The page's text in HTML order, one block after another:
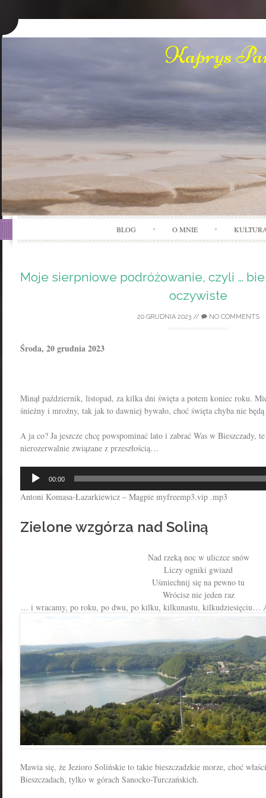
Kaprys
BLOG O MNIE
Moje sierpniowe podróżowanie, czyli …
oczywiste
20 GRUDNIA 2023 // NO COMMENTS
Środa, 20 grudnia 2023
Minął październik, listopad, za kilka dni święta a potem koniec roku.
śnieżny i mroźny, tak jak to dawniej bywało, choć święta chyba nie
A ja co? Ja jeszcze chcę powspominać lato i zabrać Was w Bieszczady,
nierozerwalnie związane z przeszłością…
Odtwarzacz
plików
dźwiękowych
00:00
Antoni Komasa-Łazarkiewicz – Magpie myfreemp3.vip .mp3
Zielone wzgórza nad Soliną
Nad rzeką noc w uliczce snów
Liczy ogniki gwiazd
Uśmiechnij się na pewno tu
Wrócisz nie jeden raz
… i wracamy, po roku, po dwu, po kilku, kilkunastu, kilkudziesięciu…
Mawia się, że Jezioro Solińskie to takie bieszczadzkie morze, choć
Bieszczadach, tylko w górach Sanocko-Turczańskich.